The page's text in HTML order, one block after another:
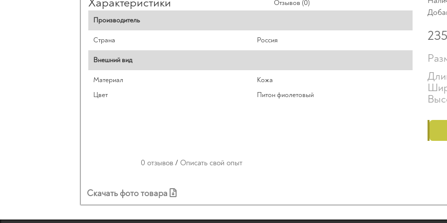
Отзывов (0)
Производитель
Страна Россия
Внешний вид
Материал
Кожа
Цвет
Питон фиолетовый
0 отзывов / Описать свой опыт
Скачать фото товара